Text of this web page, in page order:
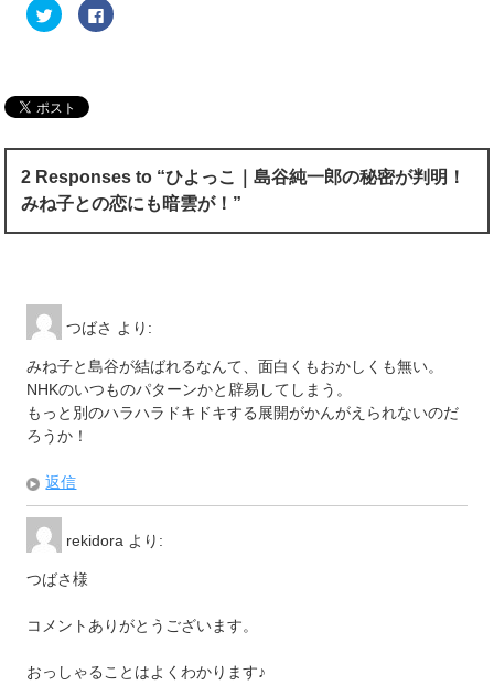
ク
リ
w
i
e
r
で
共
有
新
ン
ウ
で
き
ま
す
F
a
す
る
に
は
ク
ッ
い
(
新
し
い
ウ
ィ
ン
2 Responses to “ひよっこ｜島谷純一郎の秘密が判明！
みね子との恋にも暗雲が！”
つばさ より:
みね子と島谷が結ばれるなんて、面白くもおかしくも無い。
NHKのいつものパターンかと辟易してしまう。
もっと別のハラハラドキドキする展開がかんがえられないのだ
ろうか！
返信
rekidora より:
つばさ様
コメントありがとうございます。
おっしゃることはよくわかります♪